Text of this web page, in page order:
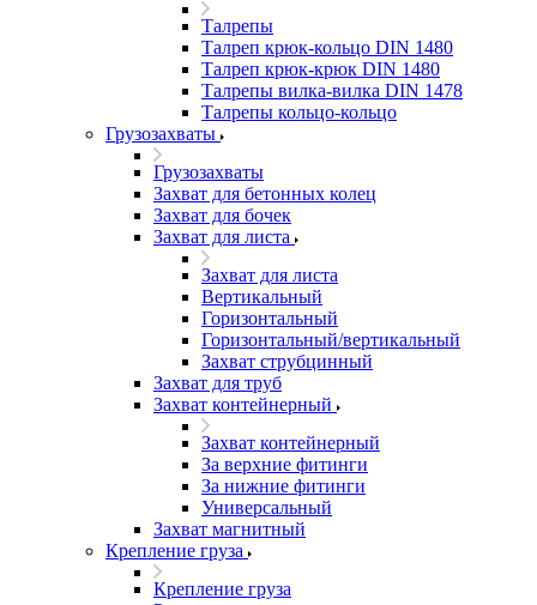
Талрепы
Талреп крюк-кольцо DIN 1480
Талреп крюк-крюк DIN 1480
Талрепы вилка-вилка DIN 1478
Талрепы кольцо-кольцо
Грузозахваты
Грузозахваты
Захват для бетонных колец
Захват для бочек
Захват для листа
Захват для листа
Вертикальный
Горизонтальный
Горизонтальный/вертикальный
Захват струбцинный
Захват для труб
Захват контейнерный
Захват контейнерный
За верхние фитинги
За нижние фитинги
Универсальный
Захват магнитный
Крепление груза
Крепление груза